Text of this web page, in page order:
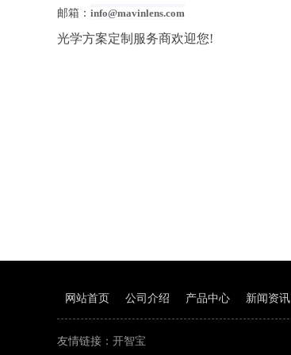
邮箱： info@mavinlens.com
光学方案定制服务商欢迎您!
网站首页 公司介绍 产品中心 新闻资讯
友情链接： 开智宝